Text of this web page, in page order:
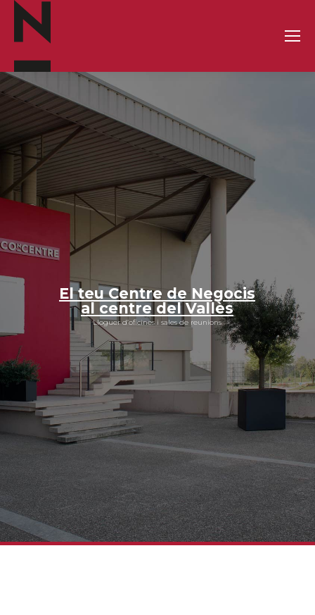
Ara és el moment
Lloguer d’oficines moblades i equipades
que estaves esperant